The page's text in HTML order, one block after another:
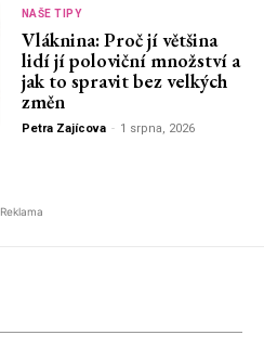
NAŠE TIPY
Vláknina: Proč jí většina
lidí jí poloviční množství a
jak to spravit bez velkých
změn
Petra Zajícova - 1 srpna, 2026
Reklama